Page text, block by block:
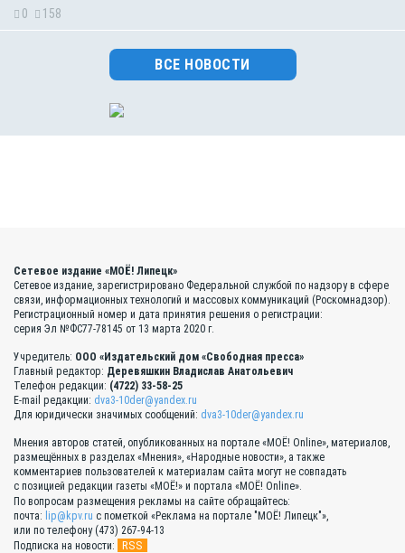
0 158
ВСЕ НОВОСТИ
Сетевое издание «МОЁ! Липецк»
Сетевое издание, зарегистрировано Федеральной службой по надзору в сфере
связи, информационных технологий и массовых коммуникаций (Роскомнадзор).
Регистрационный номер и дата принятия решения о регистрации:
серия Эл №ФС77-78145 от 13 марта 2020 г.
Учредитель: ООО «Издательский дом «Свободная пресса»
Главный редактор: Деревяшкин Владислав Анатольевич
Телефон редакции: (4722) 33-58-25
E-mail редакции: dva3-10der@yandex.ru
Для юридически значимых сообщений: dva3-10der@yandex.ru
Мнения авторов статей, опубликованных на портале «МОЁ! Online», материалов,
размещённых в разделах «Мнения», «Народные новости», а также
комментариев пользователей к материалам сайта могут не совпадать
с позицией редакции газеты «МОЁ!» и портала «МОЁ! Online».
По вопросам размещения рекламы на сайте обращайтесь:
почта: lip@kpv.ru с пометкой «Реклама на портале "МОЁ! Липецк"»,
или по телефону (473) 267-94-13
Подписка на новости:
RSS